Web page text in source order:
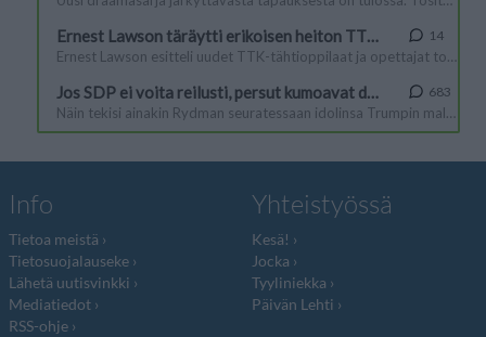
Info
Tietoa meistä
Tietosuojalauseke
Lähetä uutisvinkki
Mediatiedot
RSS-ohje
Yhteistyössä
Kesä!
Jocka
Tyyliniekka
Päivän Lehti